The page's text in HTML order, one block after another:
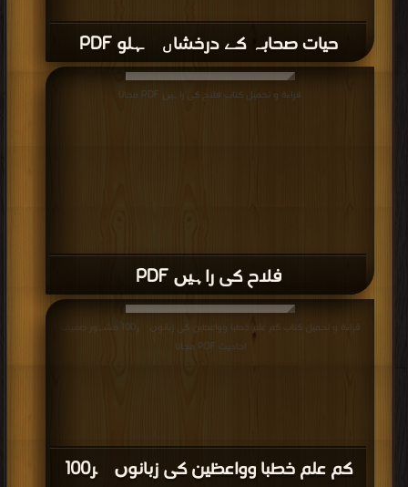
حیات صحابہ کے درخشاں پہلو PDF
فلاح کی راہیں PDF
قراءة و تحميل كتاب فلاح کی راہیں PDF مجانا
کم علم خطبا وواعظین کی زبانوں پر100
قراءة و تحميل كتاب کم علم خطبا وواعظین کی زبانوں پر100 مشہور ضعیف
احادیث PDF مجانا